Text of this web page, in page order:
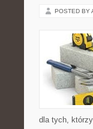
POSTED BY
dla tych,